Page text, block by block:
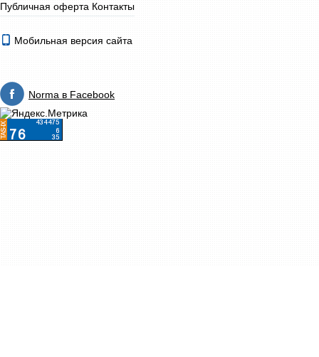
Публичная оферта Контакты
Мобильная версия сайта
Norma в Facebook